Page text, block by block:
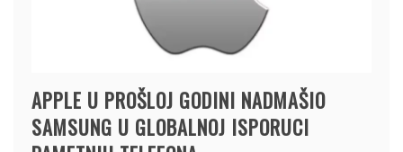
APPLE U PROŠLOJ GODINI NADMAŠIO
SAMSUNG U GLOBALNOJ ISPORUCI